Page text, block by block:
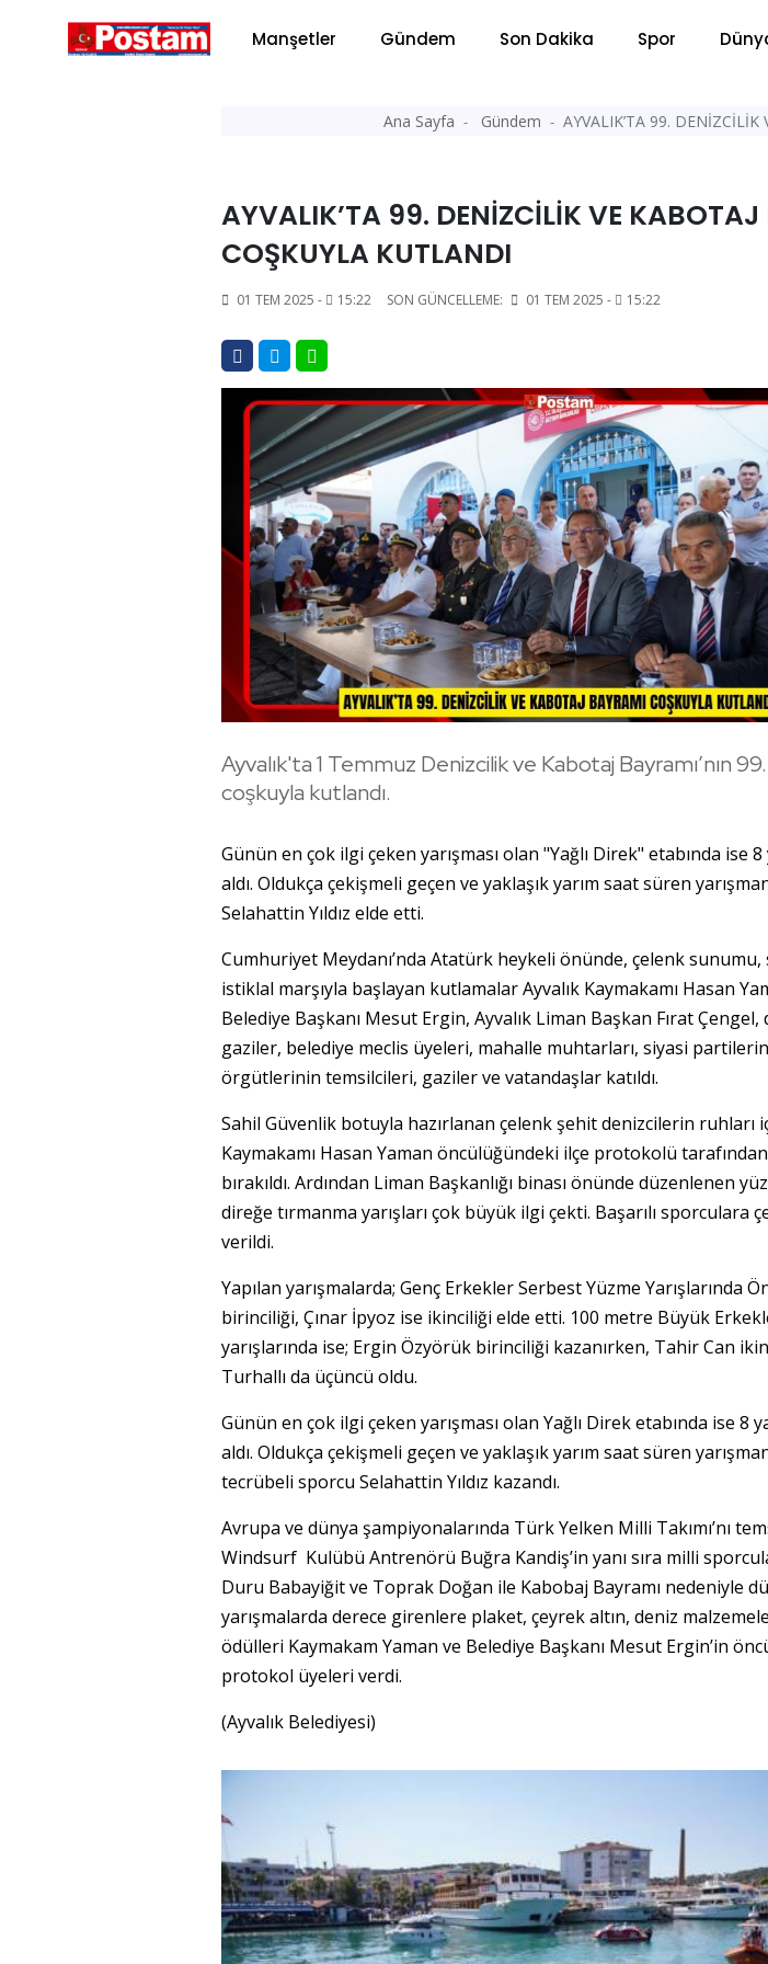
Manşetler Gündem Son Dakika Spor
Ana Sayfa Gündem AYVALIK’TA 99.
AYVALIK’TA 99. DENİZCİLİK VE
COŞKUYLA KUTLANDI
01 TEM 2025 - 15:22 SON GÜNCELLEME: 01 TEM 2025 - 15:22
Ayvalık'ta 1 Temmuz Denizcilik ve Kabotaj Bayramı’nın
coşkuyla kutlandı.
Günün en çok ilgi çeken yarışması olan "Yağlı Direk" etabında ise 8
aldı. Oldukça çekişmeli geçen ve yaklaşık yarım saat süren
Selahattin Yıldız elde etti.
Cumhuriyet Meydanı’nda Atatürk heykeli önünde, çelenk sunumu,
istiklal marşıyla başlayan kutlamalar Ayvalık Kaymakamı Hasan
Belediye Başkanı Mesut Ergin, Ayvalık Liman Başkan Fırat
gaziler, belediye meclis üyeleri, mahalle muhtarları, siyasi
örgütlerinin temsilcileri, gaziler ve vatandaşlar katıldı.
Sahil Güvenlik botuyla hazırlanan çelenk şehit denizcilerin ruhları
Kaymakamı Hasan Yaman öncülüğündeki ilçe protokolü
bırakıldı. Ardından Liman Başkanlığı binası önünde düzenlenen
direğe tırmanma yarışları çok büyük ilgi çekti. Başarılı sporculara
verildi.
Yapılan yarışmalarda; Genç Erkekler Serbest Yüzme Yarışlarında
birinciliği, Çınar İpyoz ise ikinciliği elde etti. 100 metre Büyük
yarışlarında ise; Ergin Özyörük birinciliği kazanırken, Tahir Can
Turhallı da üçüncü oldu.
Günün en çok ilgi çeken yarışması olan Yağlı Direk etabında ise 8
aldı. Oldukça çekişmeli geçen ve yaklaşık yarım saat süren
tecrübeli sporcu Selahattin Yıldız kazandı.
Avrupa ve dünya şampiyonalarında Türk Yelken Milli Takımı’nı
Windsurf Kulübü Antrenörü Buğra Kandiş’in yanı sıra milli
Duru Babayiğit ve Toprak Doğan ile Kabobaj Bayramı nedeniyle
yarışmalarda derece girenlere plaket, çeyrek altın, deniz
ödülleri Kaymakam Yaman ve Belediye Başkanı Mesut Ergin’in
protokol üyeleri verdi.
(Ayvalık Belediyesi)